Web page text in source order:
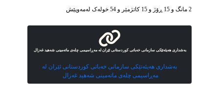
2 مانگ و 15 ڕۆژ و 15 کاتژمێر و 54 خوله‌ک له‌مه‌وپێش‌
بەشداری هەیئەتێکی سازمانی خەباتی کوردستانی ئێران لە مەڕاسیمی چلەی ماتەمینی شەهید غەزال
بەشداری هەیئەتێکی سازمانی خەباتی کوردستانی ئێران لە
مەڕاسیمی چلەی ماتەمینی شەهید غەزال